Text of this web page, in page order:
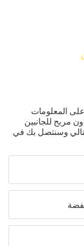
المعلومات
مربح للجانبين
وسنتصل بك في